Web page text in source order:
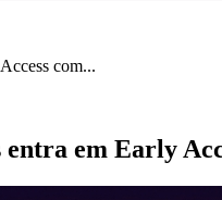
com...
em Early